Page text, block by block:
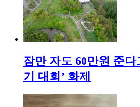
잠만 자도 60만원 준다
기 대회’ 화제